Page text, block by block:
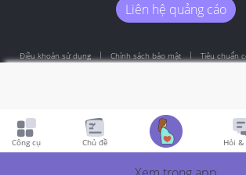
Liên hệ quảng cáo
Điều khoản sử dụng Chính sách bảo mật Tiêu chuẩn
Công cụ Chủ đề Hỏi